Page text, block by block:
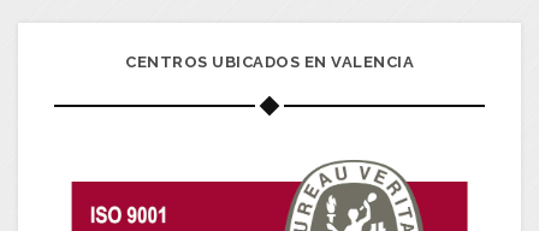
CENTROS UBICADOS EN VALENCIA